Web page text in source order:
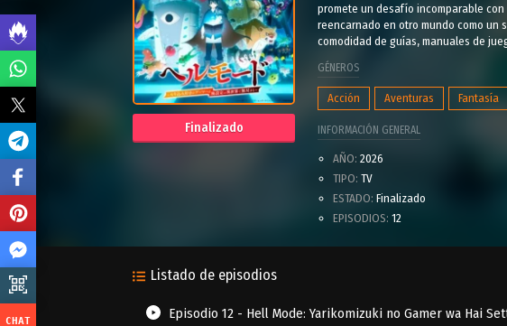
Finalizado
promete un desafío incomparable
reencarnado en otro mundo como un
comodidad de guías, manuales de
GÉNEROS
Acción Aventuras Fantasía
INFORMACIÓN GENERAL
AÑO: 2026
TIPO: TV
ESTADO: Finalizado
EPISODIOS: 12
Listado de episodios
Episodio 12 - Hell Mode: Yarikomizuki no Gamer wa Hai